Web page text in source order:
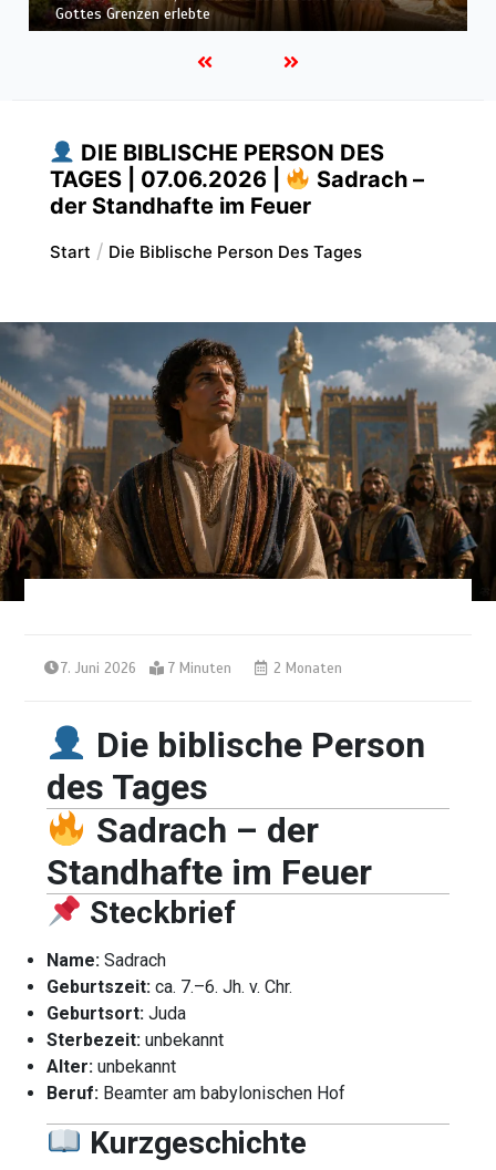
Höchsten
DIE BIBLISCHE PERSON DES
TAGES | 07.06.2026 |
Sadrach –
der Standhafte im Feuer
Start Die Biblische Person Des Tages
7. Juni 2026 7 Minuten 2 Monaten
Die biblische Person
des Tages
Sadrach – der
Standhafte im Feuer
Steckbrief
Name: Sadrach
Geburtszeit: ca. 7.–6. Jh. v. Chr.
Geburtsort: Juda
Sterbezeit: unbekannt
Alter: unbekannt
Beruf: Beamter am babylonischen Hof
Kurzgeschichte